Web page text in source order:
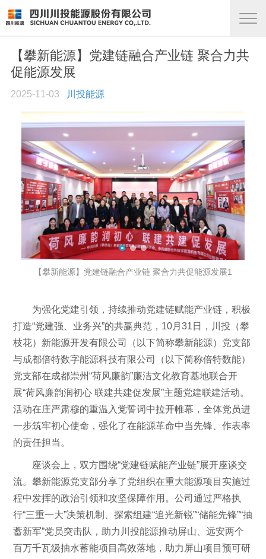
【攀新能源】党建链融合产业链 聚合力共
促能源发展
2025-11-03 川投能源
【攀新能源】党建链融合产业链 聚合力共促能源发展1
为强化党建引领，持续推动党建链赋能产业链，积极
打造“党建强、业务兴”的共赢典范，10月31日，川投（攀
枝花）新能源开发有限公司（以下简称攀新能源）党支部
与成都倍特数字能源科技有限公司（以下简称倍特数能）
党支部在成都崇州“荷风廉韵”廉洁文化教育基地联合开
展“荷风廉韵润初心 联建共建促发展”主题党建联建活动。
活动在庄严肃穆的重温入党誓词中拉开帷幕，全体党员进
一步筑牢初心使命，强化了在能源革命中当先锋、作表率
的责任担当。
座谈会上，双方围绕“党建链赋能产业链”展开座谈交
流。攀新能源党支部分享了党组织在重大能源项目实施过
程中发挥的政治引领和攻坚保障作用。公司通过严格执
行“三重一大”决策机制、探索组建“追光新锐”“储能先锋”“抽
蓄新军”党员突击队，助力川投能源推动屏山、远安两个
百万千瓦级抽水蓄能项目高效落地，助力屏山项目预可研